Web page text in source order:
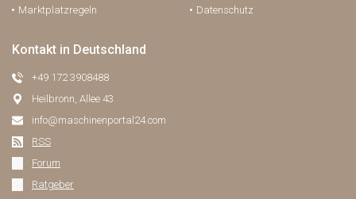
Marktplatzregeln
Datenschutz
Kontakt in Deutschland
+49 172 3908488
Heilbronn, Allee 43
info@maschinenportal24.сom
RSS
Forum
Ratgeber